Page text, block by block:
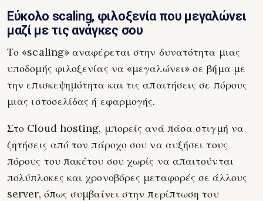
Εύκολο scaling, φιλοξενία που μεγαλώνει
μαζί με τις ανάγκες σου
Το «scaling» αναφέρεται στην δυνατότητα μιας
υποδομής φιλοξενίας να «μεγαλώνει» σε βήμα με
την επισκεψημότητα και τις απαιτήσεις σε πόρους
μιας ιστοσελίδας ή εφαρμογής.
Στο Cloud hosting, μπορείς ανά πάσα στιγμή να
ζητήσεις από τον πάροχο σου να αυξήσει τους
πόρους του πακέτου σου χωρίς να απαιτούνται
πολύπλοκες και χρονοβόρες μεταφορές σε άλλους
server, όπως συμβαίνει στην περίπτωση του